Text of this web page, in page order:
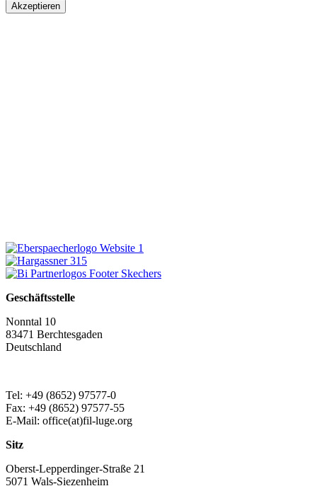
Akzeptieren
Geschäftsstelle
Nonntal 10
83471 Berchtesgaden
Deutschland
Tel: +49 (8652) 97577-0
Fax: +49 (8652) 97577-55
E-Mail: office(at)fil-luge.org
Sitz
Oberst-Lepperdinger-Straße 21
5071 Wals-Siezenheim